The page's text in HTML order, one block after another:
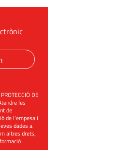
DE
les
de
de l'empesa i
dades a
altres drets,